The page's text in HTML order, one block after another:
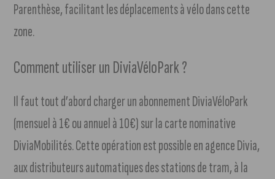
Parenthèse, facilitant les déplacements à vélo dans cette
zone.
Comment utiliser un DiviaVéloPark ?
Il faut tout d’abord charger un abonnement DiviaVéloPark
(mensuel à 1€ ou annuel à 10€) sur la carte nominative
DiviaMobilités. Cette opération est possible en agence Divia,
aux distributeurs automatiques des stations de tram, à la